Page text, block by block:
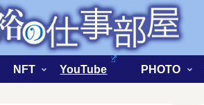
NFT YouTube PHOTO